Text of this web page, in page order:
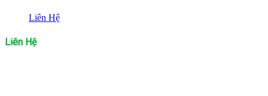
Liên Hệ
Liên Hệ